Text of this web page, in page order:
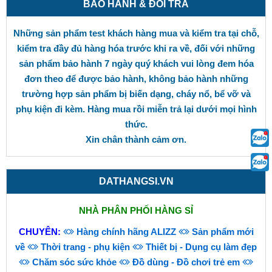
BẢO HÀNH & ĐỔI TRẢ
Những sản phẩm test khách hàng mua và kiểm tra tại chỗ,
kiểm tra đầy đủ hàng hóa trước khi ra về, đối với những
sản phẩm bảo hành 7 ngày quý khách vui lòng đem hóa
đơn theo để được bảo hành, không bảo hành những
trường hợp sản phẩm bị biến dạng, cháy nổ, bể vỡ và
phụ kiện đi kèm. Hàng mua rồi miễn trả lại dưới mọi hình
thức.
Xin chân thành cảm ơn.
DATHANGSI.VN
NHÀ PHÂN PHỐI HÀNG SỈ
CHUYÊN: Hàng chính hãng ALIZZ
Sản phẩm mới
về
Thời trang - phụ kiện
Thiết bị - Dụng cụ làm đẹp
Chăm sóc sức khỏe
Đồ dùng - Đồ chơi trẻ em